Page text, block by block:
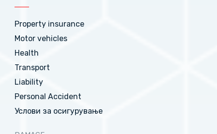
Property insurance
Motor vehicles
Health
Transport
Liability
Personal Accident
Услови за осигурување